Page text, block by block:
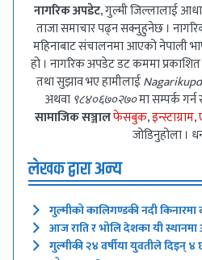
नागरिक अपडेट, गुल्मी जिल्लालाई
ताजा समाचार पढ्न सक्नुहुनेछ ।
महिनाबाट संचालनमा आएको नेपाली
हो । नागरिक अपडेट डट कममा
तथा सुझाव भए हामीलाई
अथवा ९८४०६७०२७०मा सम्पर्क
सामाजिक सञ्जालफेसबुक,इन्स्टाग्राम,
जोडिनुहोला ।
लेखक द्वारा अन्य
गुल्मीको कालिगण्डकी नदी
आज राति र भोलि देशका यी स्थानमा
गुल्मीकी २४ वर्षीया युवतीले दिइन्